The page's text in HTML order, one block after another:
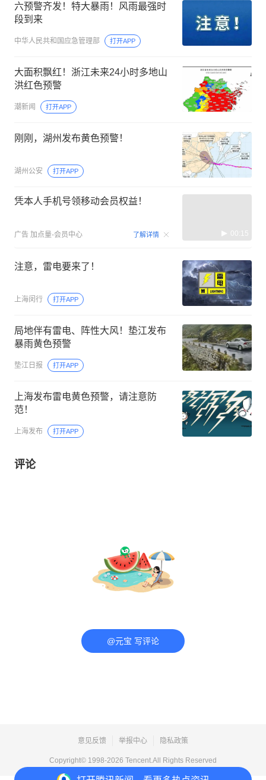
六预警齐发！特大暴雨！风雨最强时
段到来
中华人民共和国应急管理部 打开APP
大面积飘红！浙江未来24小时多地山
洪红色预警
潮新闻 打开APP
刚刚，湖州发布黄色预警！
湖州公安 打开APP
凭本人手机号领移动会员权益！
广告 加点量-会员中心 了解详情 00:15
注意，雷电要来了！
上海闵行 打开APP
局地伴有雷电、阵性大风！垫江发布
暴雨黄色预警
垫江日报 打开APP
上海发布雷电黄色预警，请注意防
范！
上海发布 打开APP
评论
@元宝 写评论
意见反馈 举报中心 隐私政策
Copyright© 1998-2026 Tencent.All Rights Reserved